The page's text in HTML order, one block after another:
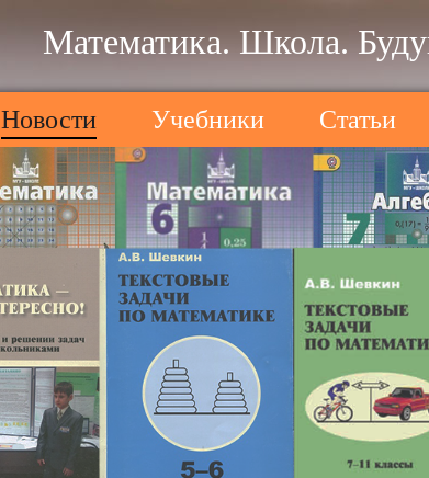
Математика. Школа.
Новости Учебники Статьи